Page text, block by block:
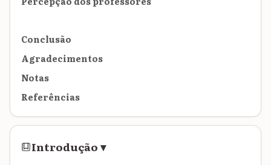
Conclusão
Agradecimentos
Notas
Referências
Introdução▾